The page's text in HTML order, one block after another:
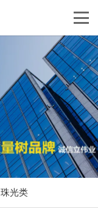
珠光类